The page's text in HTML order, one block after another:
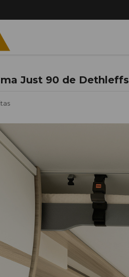
Just 90 de Dethleffs